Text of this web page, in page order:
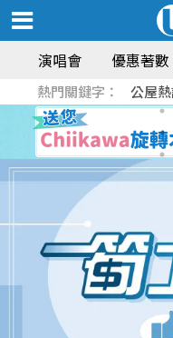
演唱會 優惠著數
熱門關鍵字： 公屋